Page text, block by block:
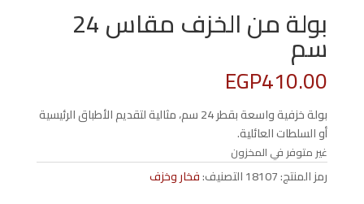
بولة من الخزف مقاس 24
سم
EGP410.00
بولة خزفية واسعة بقطر 24 سم، مثالية لتقديم الأطباق الرئيسية
أو السلطات العائلية.
غير متوفر في المخزون
رمز المنتج:18107التصنيف:فخار وخزف